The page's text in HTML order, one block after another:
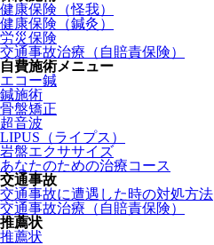
健康保険（怪我）
健康保険（鍼灸）
労災保険
交通事故治療（自賠責保険）
自費施術メニュー
エコー鍼
鍼施術
骨盤矯正
超音波
LIPUS（ライプス）
岩盤エクササイズ
あなたのための治療コース
交通事故
交通事故に遭遇した時の対処方法
交通事故治療（自賠責保険）
推薦状
推薦状